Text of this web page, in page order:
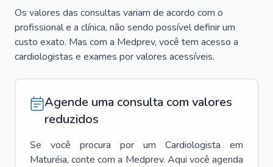
Os valores das consultas variam de acordo com o
profissional e a clínica, não sendo possível definir um
custo exato. Mas com a Medprev, você tem acesso a
cardiologistas e exames por valores acessíveis.
Agende uma consulta com valores
reduzidos
Se você procura por um Cardiologista
em
Maturéia, conte com a Medprev. Aqui você agenda